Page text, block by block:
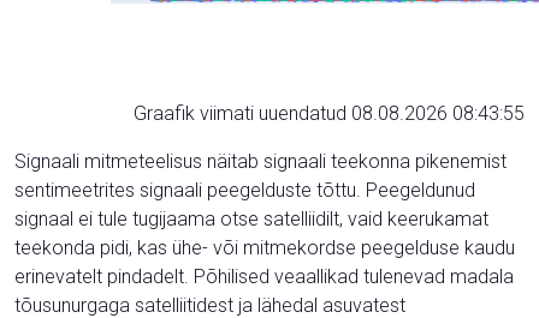
Graafik viimati uuendatud 08.08.2026 08:43:55
Signaali mitmeteelisus näitab signaali teekonna pikenemist
sentimeetrites signaali peegelduste tõttu. Peegeldunud
signaal ei tule tugijaama otse satelliidilt, vaid keerukamat
teekonda pidi, kas ühe- või mitmekordse peegelduse kaudu
erinevatelt pindadelt. Põhilised veaallikad tulenevad madala
tõusunurgaga satelliitidest ja lähedal asuvatest